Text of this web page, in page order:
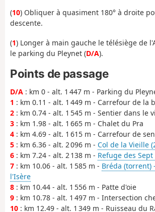
(10) Obliquer à quasiment 180° à droite
descente.
(1) Longer à main gauche le télésiège de
le parking du Pleynet (D/A).
Points de passage
D/A : km 0 - alt. 1 447 m - Parking du
1 : km 0.11 - alt. 1 449 m - Carrefour de la
2 : km 0.74 - alt. 1 545 m - Sentier dans le
3 : km 1.98 - alt. 1 665 m - Chalet du Pra
4 : km 4.69 - alt. 1 615 m - Carrefour de
5 : km 6.36 - alt. 2 096 m - Col de la Vieille
6 : km 7.24 - alt. 2 138 m - Refuge des Sept
7 : km 10.06 - alt. 1 585 m - Bréda (torrent)
l'Isère
8 : km 10.44 - alt. 1 556 m - Patte d'oie
9 : km 10.78 - alt. 1 497 m - Intersection
10 : km 12.49 - alt. 1 349 m - Ruisseau du